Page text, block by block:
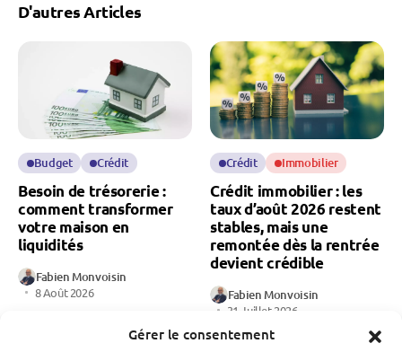
Gérer le consentement
D'autres Articles
Budget Crédit
Besoin de trésorerie :
comment transformer
votre maison en
liquidités
Fabien Monvoisin
8 Août 2026
Crédit Immobilier
Crédit immobilier : les
taux d’août 2026 restent
stables, mais une
remontée dès la rentrée
devient crédible
Fabien Monvoisin
31 Juillet 2026